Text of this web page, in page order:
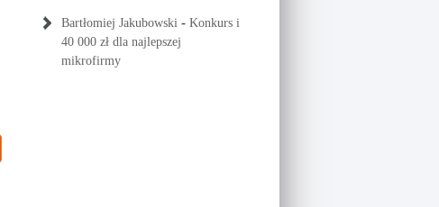
Bartłomiej Jakubowski - Konkurs i
40 000 zł dla najlepszej
mikrofirmy